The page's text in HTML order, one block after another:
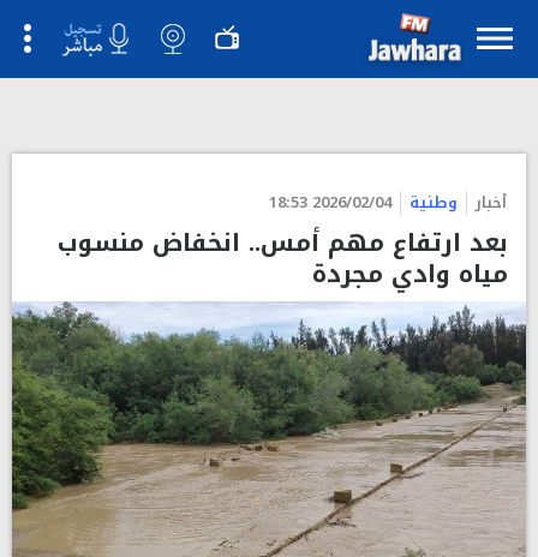
أخبار وطنية 2026/02/04 18:53
بعد ارتفاع مهم أمس.. انخفاض منسوب
مياه وادي مجردة